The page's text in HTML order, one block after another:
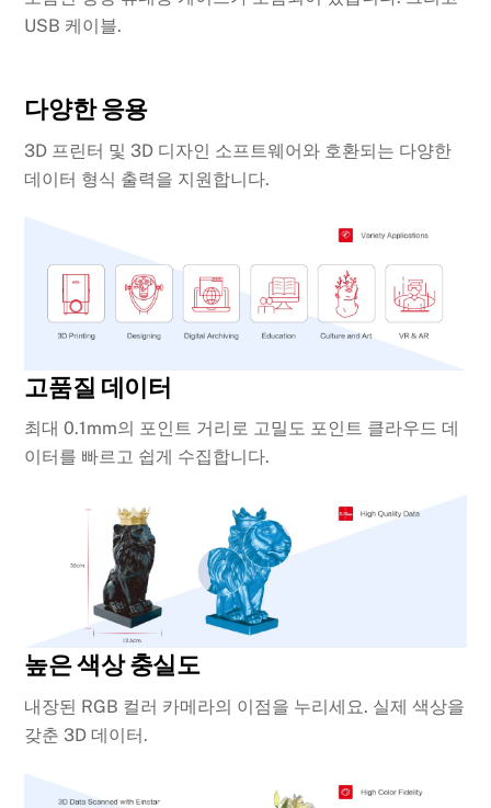
USB 케이블.
다양한 응용
3D 프린터 및 3D 디자인 소프트웨어와 호환되는 다양한
데이터 형식 출력을 지원합니다.
고품질 데이터
최대 0.1mm의 포인트 거리로 고밀도 포인트 클라우드 데
이터를 빠르고 쉽게 수집합니다.
높은 색상 충실도
내장된 RGB 컬러 카메라의 이점을 누리세요. 실제 색상을
갖춘 3D 데이터.